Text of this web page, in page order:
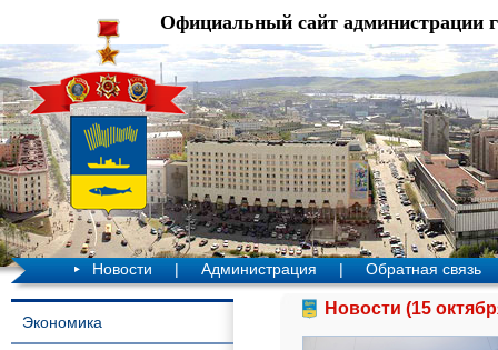
Официальный сайт администрации
Новости | Администрация | Обратная связь
Экономика
Новости (15